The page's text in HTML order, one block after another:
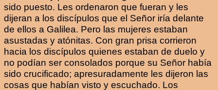
sido puesto. Les ordenaron que fueran y les
dijeran a los discípulos que el Señor iría delante
de ellos a Galilea. Pero las mujeres estaban
asustadas y atónitas. Con gran prisa corrieron
hacia los discípulos quienes estaban de duelo y
no podían ser consolados porque su Señor había
sido crucificado; apresuradamente les dijeron las
cosas que habían visto y escuchado. Los